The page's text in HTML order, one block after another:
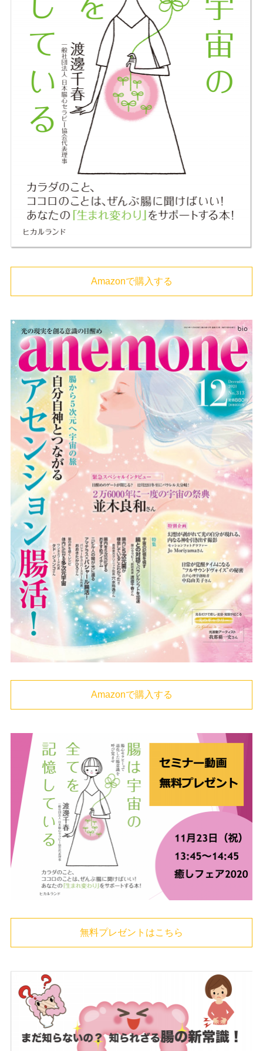
Amazonで購入する
Amazonで購入する
無料プレゼントはこちら